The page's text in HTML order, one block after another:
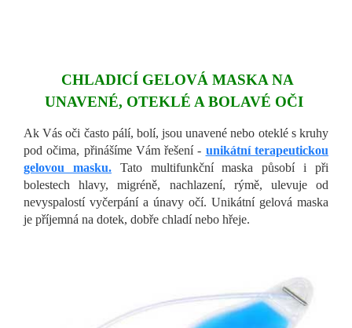
CHLADICÍ GELOVÁ MASKA NA
UNAVENÉ, OTEKLÉ A BOLAVÉ OČI
Ak Vás oči často pálí, bolí, jsou unavené nebo oteklé s kruhy
pod očima, přinášíme Vám řešení - unikátní terapeutickou
gelovou masku.Tato multifunkční maska působí i při
bolestech hlavy, migréně, nachlazení, rýmě, ulevuje od
nevyspalostí vyčerpání a únavy očí. Unikátní gelová maska
je příjemná na dotek, dobře chladí nebo hřeje.